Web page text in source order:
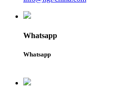
Whatsapp
Whatsapp